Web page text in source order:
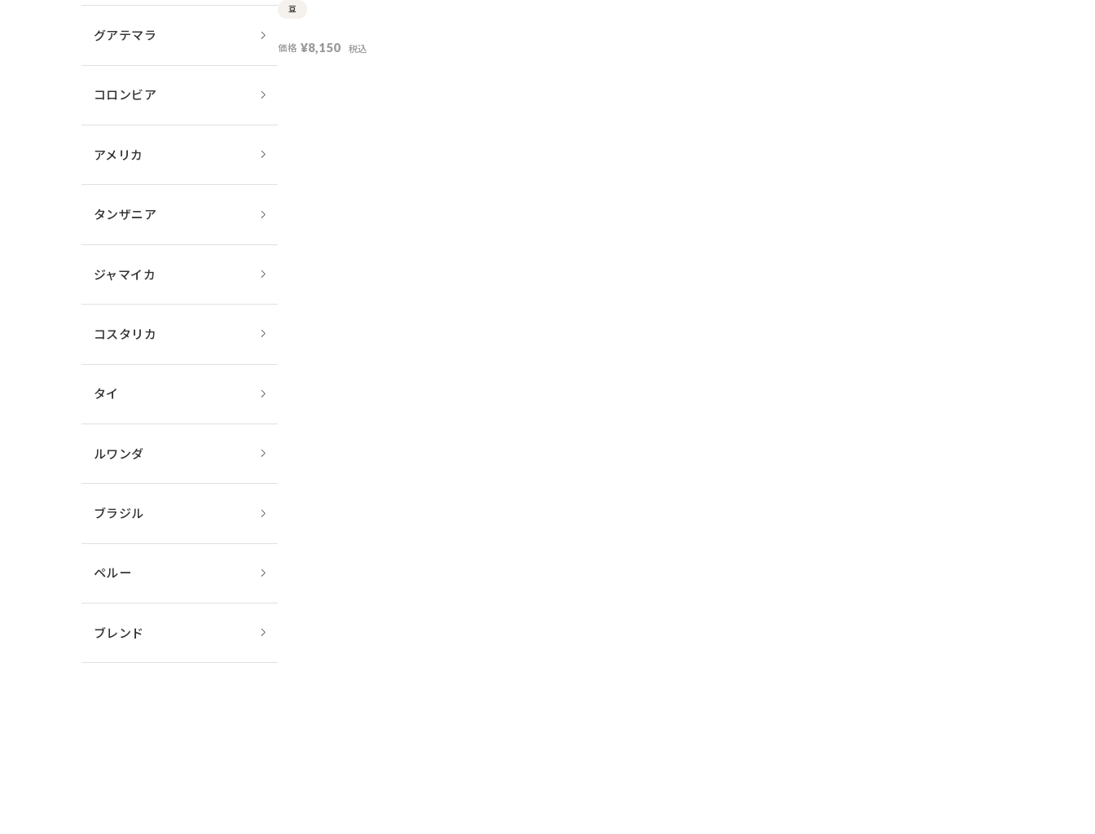
グアテマラ
コロンビア
アメリカ
タンザニア
ジャマイカ
コスタリカ
タイ
ルワンダ
ブラジル
ペルー
ブレンド
豆
価格 ¥8,150 税込